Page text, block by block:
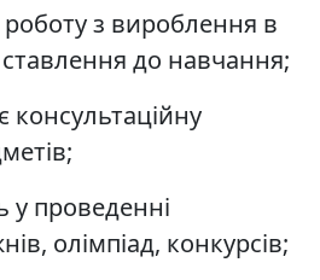
з вироблення в
ставлення до навчання;
проведенні
олімпіад, конкурсів;